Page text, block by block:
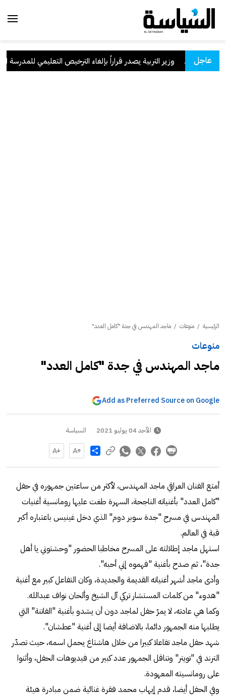
عاجل وزير التربية يصدر قراراً بإلغاء الترخيص التعليمي للمدرسة
الرئيسية / منوعات / ماجد المهندس في جدة "كامل العدد"
منوعات
ماجد المهندس في جدة "كامل العدد"
Add as Preferred Source on Google
الأحد 04 يوليو 2021 السياسة
Share
أمتع الفنان العراقي ماجد المهندس، لأكثر من ساعتين جمهوره في حفل
"كامل العدد" بأغنياته الناجحة، السهرة طغت عليها رومانسية أغنيات
المهندس في مسرح "جدة سوبر دوم" الذي دخل غينيس باعتباره أكبر
قبة في العالم.
استهل ماجد إطلالته على المسرح مخاطبا الحضور "وحشتوني يا أهل
جدة"، ثم صدح بأغنية "فهموه إني أحبه".
وأدى ماجد أشهر أغنياته القديمة والجديدة، وكان التفاعل كبير مع أغنية
"هدوء" من كلمات المستشار تركي آل الشيخ وألحان نواف عبدالله.
وكما هي عادته، لا يمرّ حفل لماجد دون أن يشدو بأغنية "الفاتنة" التي
يطلبها منه الجمهور دائما، بالاضافة أيضا إلى أغنية "عطشان".
شهد حفل ماجد تفاعلا كبيرا من خلال هاشتاغ يحمل اسمه، حيث تصدّر
الترند في "تويتر" وتناقل الجمهور عدد كبير من فيديوهات الحفل، وأثنوا
على رومانسيته المعهودة.
وفي الحفل أيضا، قدم إيهاب محمد فقرة غنائية ضمن مبادرة هيئة